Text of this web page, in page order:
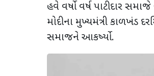
હવે વર્ષો વર્ષ પાટીદાર
મોદીના મુખ્યમંત્રી કાળખંડ
સમાજને આકર્ષ્યો.